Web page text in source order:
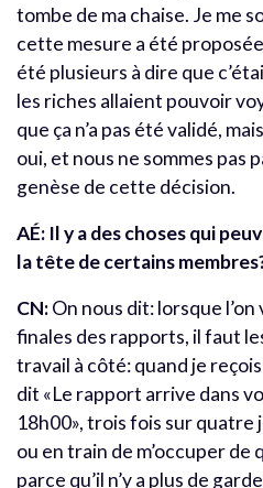
tombe de ma chaise. Je me
cette mesure a été
été plusieurs à dire que
les riches allaient pouvoir
que ça n’a pas été validé,
oui, et nous ne sommes pas
genèse de cette décision.
AÉ: Il y a des choses qui
la tête de certains
CN:On nous dit: lorsque
finales des rapports, il faut
travail à côté: quand je
dit «Le rapport arrive dans
18h00», trois fois sur quatre
ou en train de m’occuper de
parce qu’il n’y a plus de